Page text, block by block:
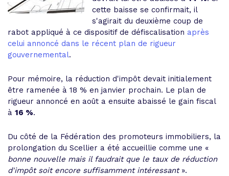
cette baisse se confirmait, il
s'agirait du deuxième coup de
rabot appliqué à ce dispositif de défiscalisation après
celui annoncé dans le récent plan de rigueur
gouvernemental.
Pour mémoire, la réduction d'impôt devait initialement
être ramenée à 18 % en janvier prochain. Le plan de
rigueur annoncé en août a ensuite abaissé le gain fiscal
à 16 %.
Du côté de la Fédération des promoteurs immobiliers, la
prolongation du Scellier a été accueillie comme une «
bonne nouvelle mais il faudrait que le taux de réduction
d'impôt soit encore suffisamment intéressant».